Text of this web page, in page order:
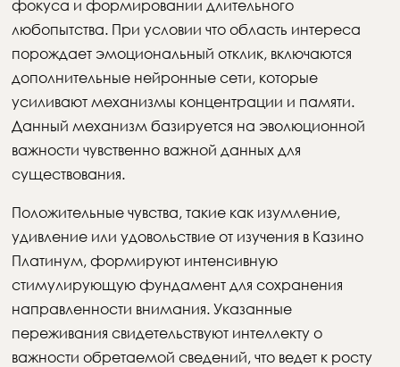
фокуса и формировании длительного
любопытства. При условии что область интереса
порождает эмоциональный отклик, включаются
дополнительные нейронные сети, которые
усиливают механизмы концентрации и памяти.
Данный механизм базируется на эволюционной
важности чувственно важной данных для
существования.
Положительные чувства, такие как изумление,
удивление или удовольствие от изучения в Казино
Платинум, формируют интенсивную
стимулирующую фундамент для сохранения
направленности внимания. Указанные
переживания свидетельствуют интеллекту о
важности обретаемой сведений, что ведет к росту